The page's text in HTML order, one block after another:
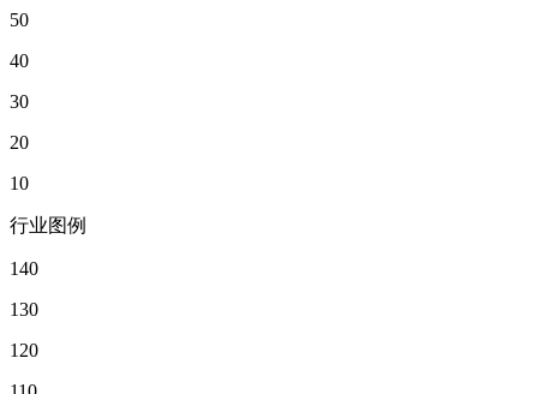
50
40
30
20
10
行业图例
140
130
120